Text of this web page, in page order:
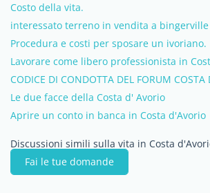
Costo della vita.
interessato terreno in vendita a
Procedura e costi per sposare un ivoriano.
Lavorare come libero professionista in
CODICE DI CONDOTTA DEL FORUM COSTA
Le due facce della Costa d' Avorio
Aprire un conto in banca in Costa d'Avorio
Discussioni simili sulla vita in Costa
Fai le tue domande